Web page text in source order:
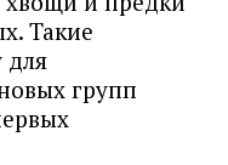
Такие
для
групп